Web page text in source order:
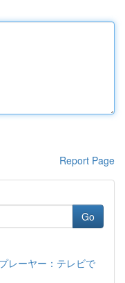
Report Page
Go
レーヤー：テレビで